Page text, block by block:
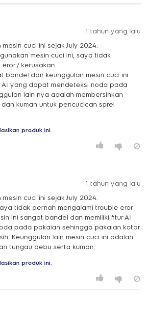
1 tahun yang lalu
cuci ini sejak July 2024.
mesin cuci ini, saya tidak
/ kerusakan.
bandel dan keunggulan mesin cuci ini
yang dapat mendeteksi noda pada
lain nya adalah membersihkan
kuman untuk pencucican sprei
produk ini.
1 tahun yang lalu
cuci ini sejak July 2024.
tidak pernah mengalami trouble eror
ini sangat bandel dan memiliki fitur AI
pada pakaian sehingga pakaian kotor
Keunggulan lain mesin cuci ini adalah
produk ini.